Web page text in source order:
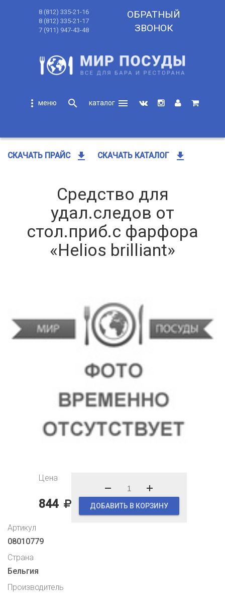
8 (812) 335-21-16
8 (812) 335-21-17
7 (911) 947-43-48
ОБРАТНЫЙ
ЗВОНОК
more_vert search
menu
СКАЧАТЬ ПРАЙС get_app СКАЧАТЬ КАТАЛОГ get_app
Средство для
удал.следов от
стол.приб.с фарфора
«Helios brilliant»
Цена
844 ДОБАВИТЬ В КОРЗИНУ
Артикул
08010779
Страна
Бельгия
Производитель